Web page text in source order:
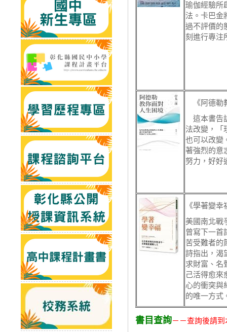
瑜伽經驗所
法。卡巴金
過不評價的
刻進行專注
《阿德勒
這本書告
法改變，「
也可以改變
著強烈的意
努力，好好
《學著變幸
美國南北戰
曾寫下一首
苦受難者的
詩指出，渴
求財富、名
己活得愈來
心的衝突與
的唯一方式
書目查詢－－查詢後請